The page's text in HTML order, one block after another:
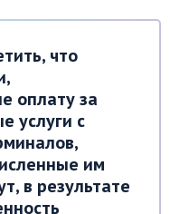
что
оплату за
услуги с
им
в результате